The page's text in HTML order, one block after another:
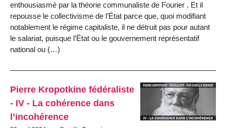
enthousiasmé par la théorie communaliste de Fourier . Et il
repousse le collectivisme de l’État parce que, quoi modifiant
notablement le régime capitaliste, il ne détruit pas pour autant
le salariat, puisque l’État ou le gouvernement représentatif
national ou (…)
Pierre Kropotkine fédéraliste
- IV - La cohérence dans
l’incohérence